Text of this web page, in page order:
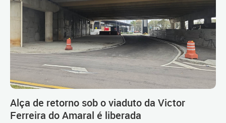
Alça de retorno sob o viaduto da Victor
Ferreira do Amaral é liberada